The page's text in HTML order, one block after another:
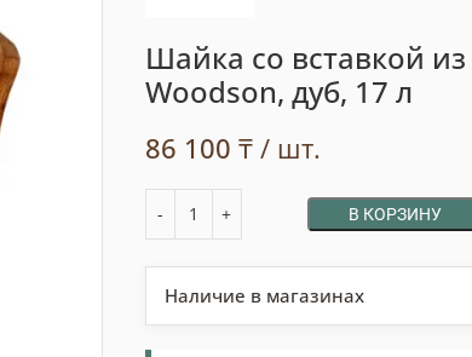
128 900₸
Шайка со вставкой
Woodson, дуб, 17 л
86 100 ₸/ шт.
В КОРЗИНУ
Наличие в магазинах